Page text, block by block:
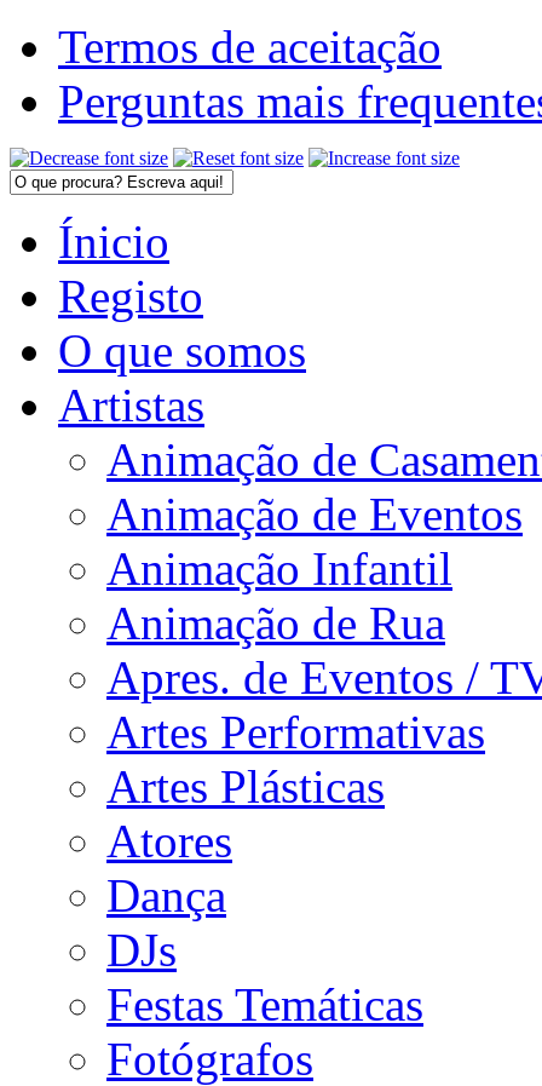
Termos de aceitação
Perguntas mais
Ínicio
Registo
O que somos
Artistas
Animação de
Animação de Eventos
Animação Infantil
Animação de Rua
Apres. de Eventos /
Artes Performativas
Artes Plásticas
Atores
Dança
DJs
Festas Temáticas
Fotógrafos